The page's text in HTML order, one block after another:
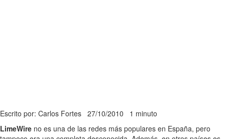
Escrito por: Carlos Fortes 27/10/2010 1 minuto
LimeWire no es una de las redes más populares en España, pero